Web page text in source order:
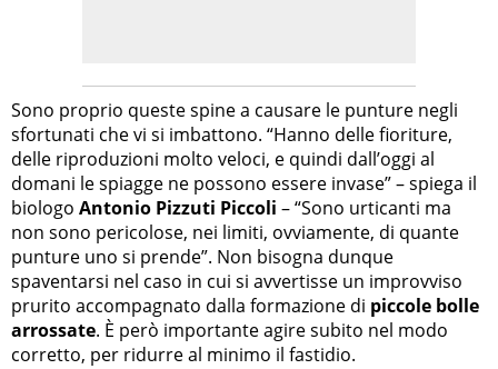
Sono proprio queste spine a causare le punture negli
sfortunati che vi si imbattono. “Hanno delle fioriture,
delle riproduzioni molto veloci, e quindi dall’oggi al
domani le spiagge ne possono essere invase” – spiega il
biologo Antonio Pizzuti Piccoli – “Sono urticanti ma
non sono pericolose, nei limiti, ovviamente, di quante
punture uno si prende”. Non bisogna dunque
spaventarsi nel caso in cui si avvertisse un improvviso
prurito accompagnato dalla formazione di piccole bolle
arrossate. È però importante agire subito nel modo
corretto, per ridurre al minimo il fastidio.